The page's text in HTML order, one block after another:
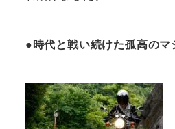
●時代と戦い続けた孤高のマ